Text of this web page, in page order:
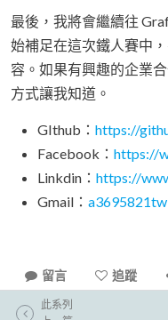
最後，我將會繼續往
始補足在這次鐵人賽中
容。如果有興趣的企業
方式讓我知道。
GIthub： https://
Facebook： https://
Linkdin： https://
Gmail：
留言 追蹤
此系列